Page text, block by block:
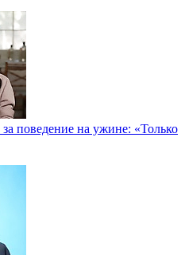
поведение на ужине: «Только